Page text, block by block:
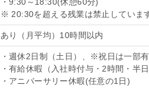
・9:30～18:30(休憩60分)
※ 20:30を超える残業は禁止していま
あり（月平均）10時間以内
・週休2日制（土日）、※祝日は一部
・有給休暇（入社時付与・2時間・半
・アニバーサリー休暇(任意の1日)